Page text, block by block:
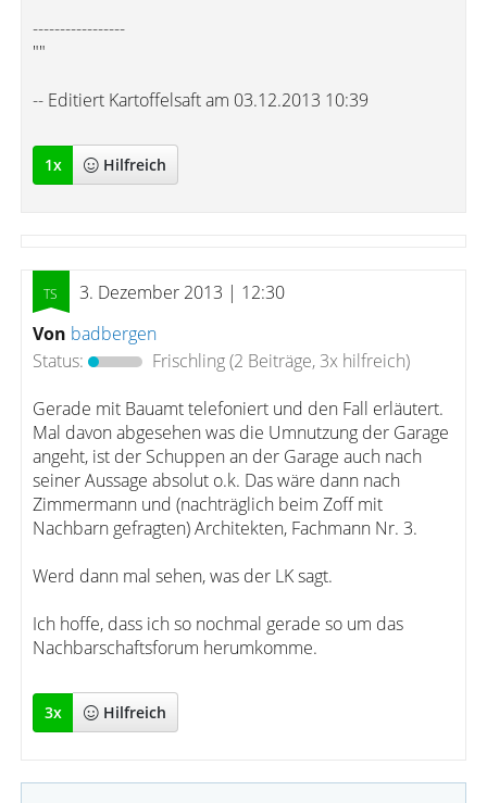
-----------------
""
-- Editiert Kartoffelsaft am 03.12.2013 10:39
1x Hilfreich
3. Dezember 2013 | 12:30
Von badbergen
Status:
Frischling(2 Beiträge, 3x hilfreich)
Gerade mit Bauamt telefoniert und den Fall erläutert.
Mal davon abgesehen was die Umnutzung der Garage
angeht, ist der Schuppen an der Garage auch nach
seiner Aussage absolut o.k. Das wäre dann nach
Zimmermann und (nachträglich beim Zoff mit
Nachbarn gefragten) Architekten, Fachmann Nr. 3.
Werd dann mal sehen, was der LK sagt.
Ich hoffe, dass ich so nochmal gerade so um das
Nachbarschaftsforum herumkomme.
3x Hilfreich